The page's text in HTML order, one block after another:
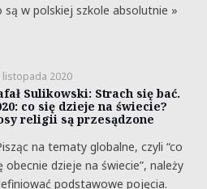
są w polskiej szkole absolutnie »
listopada 2020
Sulikowski: Strach się bać.
co się dzieje na świecie?
religii są przesądzone
na tematy globalne, czyli “co
obecnie dzieje na świecie”, należy
podstawowe pojęcia.